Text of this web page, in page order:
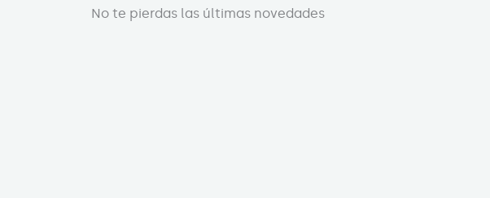
No te pierdas las últimas novedades